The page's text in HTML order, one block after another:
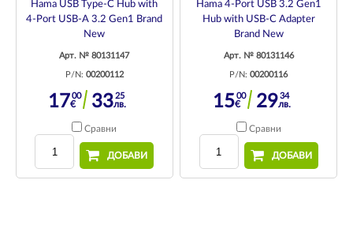
Hama USB Type-C Hub with
4-Port USB-A 3.2 Gen1 Brand
New
Арт. № 80131147
P/N: 00200112
1700
€ 3325
лв.
Сравни
ДОБАВИ
Hama 4-Port USB 3.2 Gen1
Hub with USB-C Adapter
Brand New
Арт. № 80131146
P/N:00200116
1500
€ 2934
лв.
Сравни
ДОБАВИ